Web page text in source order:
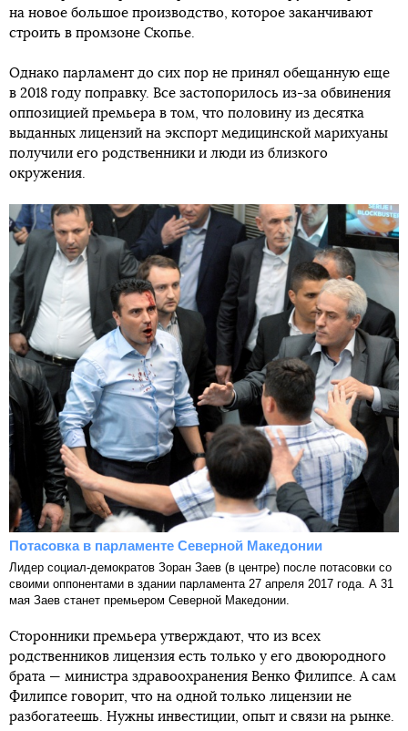
на новое большое производство, которое заканчивают
строить в промзоне Скопье.
Однако парламент до сих пор не принял обещанную еще
в 2018 году поправку. Все застопорилось из-за обвинения
оппозицией премьера в том, что половину из десятка
выданных лицензий на экспорт медицинской марихуаны
получили его родственники и люди из близкого
окружения.
Потасовка в парламенте Северной Македонии
Лидер социал-демократов Зоран Заев (в центре) после потасовки со
своими оппонентами в здании парламента 27 апреля 2017 года. А 31
мая Заев станет премьером Северной Македонии.
Сторонники премьера утверждают, что из всех
родственников лицензия есть только у его двоюродного
брата — министра здравоохранения Венко Филипсе. А сам
Филипсе говорит, что на одной только лицензии не
разбогатеешь. Нужны инвестиции, опыт и связи на рынке.